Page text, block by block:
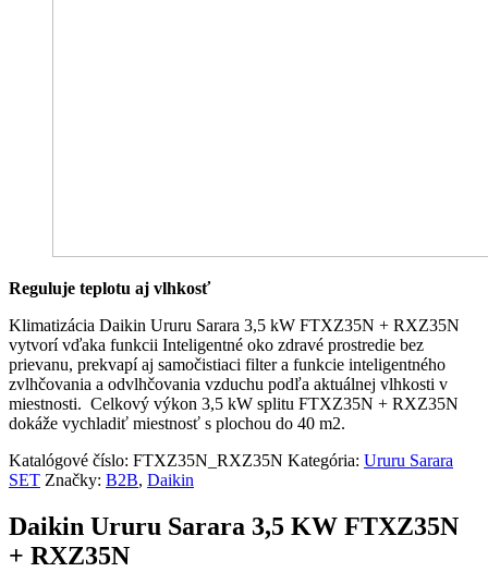
Reguluje teplotu aj vlhkosť
Klimatizácia Daikin Ururu Sarara 3,5 kW FTXZ35N + RXZ35N
vytvorí vďaka funkcii Inteligentné oko zdravé prostredie bez
prievanu, prekvapí aj samočistiaci filter a funkcie inteligentného
zvlhčovania a odvlhčovania vzduchu podľa aktuálnej vlhkosti v
miestnosti. Celkový výkon 3,5 kW splitu FTXZ35N + RXZ35N
dokáže vychladiť miestnosť s plochou do 40 m2.
Katalógové číslo: FTXZ35N_RXZ35N Kategória: Ururu Sarara
SET Značky: B2B, Daikin
Daikin Ururu Sarara 3,5 KW FTXZ35N
+ RXZ35N